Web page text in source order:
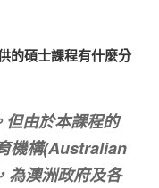
的碩士課程有什麼分
由於本課程的
機構(Australian
澳洲政府及各